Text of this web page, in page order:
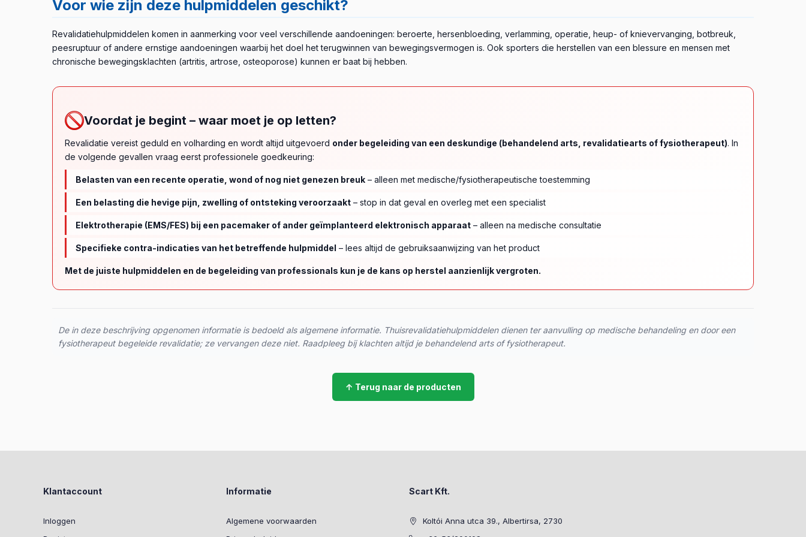
ondersteunen.Spierstimulatie-apparaten →·Overzicht elektrische behandeling →
Voor wie zijn deze hulpmiddelen geschikt?
Revalidatiehulpmiddelen komen in aanmerking voor veel verschillende aandoeningen: beroerte, hersenbloeding, verlamming, operatie, heup- of knievervanging, botbreuk,
peesruptuur of andere ernstige aandoeningen waarbij het doel het terugwinnen van bewegingsvermogen is. Ook sporters die herstellen van een blessure en mensen met
chronische bewegingsklachten (artritis, artrose, osteoporose) kunnen er baat bij hebben.
Voordat je begint – waar moet je op letten?
Revalidatie vereist geduld en volharding en wordt altijd uitgevoerd onder begeleiding van een deskundige (behandelend arts, revalidatiearts of fysiotherapeut). In
de volgende gevallen vraag eerst professionele goedkeuring:
Belasten van een recente operatie, wond of nog niet genezen breuk – alleen met medische/fysiotherapeutische toestemming
Een belasting die hevige pijn, zwelling of ontsteking veroorzaakt – stop in dat geval en overleg met een specialist
Elektrotherapie (EMS/FES) bij een pacemaker of ander geïmplanteerd elektronisch apparaat – alleen na medische consultatie
Specifieke contra-indicaties van het betreffende hulpmiddel – lees altijd de gebruiksaanwijzing van het product
Met de juiste hulpmiddelen en de begeleiding van professionals kun je de kans op herstel aanzienlijk vergroten.
De in deze beschrijving opgenomen informatie is bedoeld als algemene informatie. Thuisrevalidatiehulpmiddelen dienen ter aanvulling op medische behandeling en door een
fysiotherapeut begeleide revalidatie; ze vervangen deze niet. Raadpleeg bij klachten altijd je behandelend arts of fysiotherapeut.
↑ Terug naar de producten
Klantaccount
Inloggen
Informatie
Algemene voorwaarden
Scart Kft.
Koltói Anna utca 39., Albertirsa, 2730